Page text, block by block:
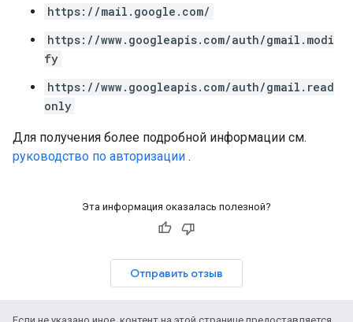
https://mail.google.com/
https://www.googleapis.com/auth/gmail.modi
fy
https://www.googleapis.com/auth/gmail.read
only
Для получения более подробной информации см.
руководство по авторизации .
Эта информация оказалась полезной?
Отправить отзыв